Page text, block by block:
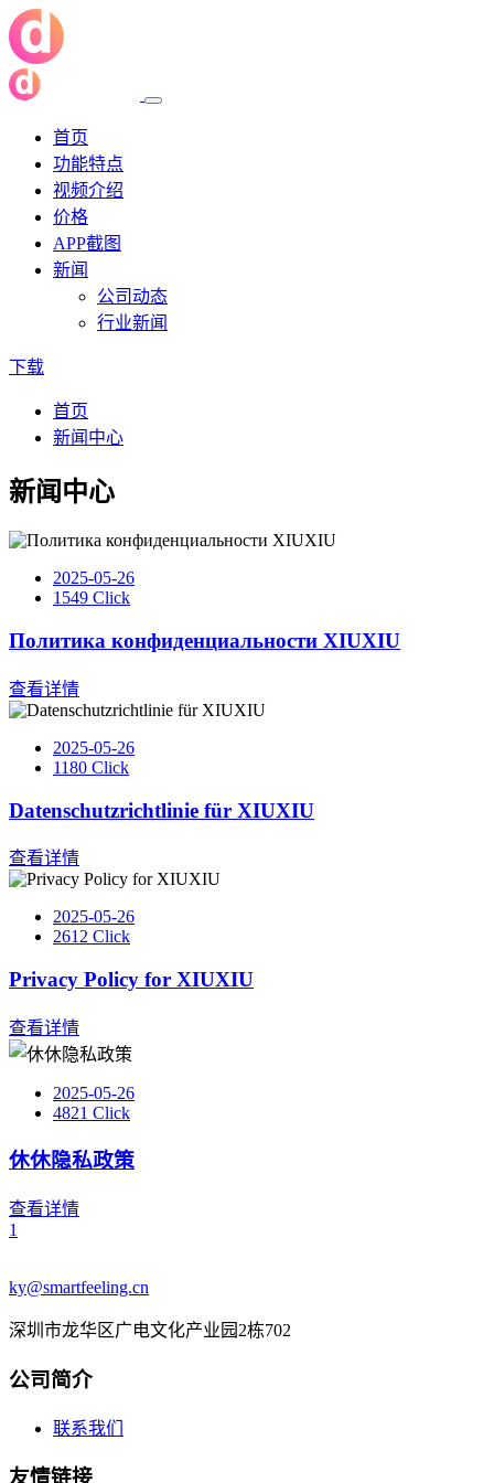
首页
功能特点
视频介绍
价格
APP截图
新闻
公司动态
行业新闻
下载
首页
新闻中心
新闻中心
2025-05-26
1549 Click
Политика конфиденциальности XIUXIU
查看详情
2025-05-26
1180 Click
Datenschutzrichtlinie für XIUXIU
查看详情
2025-05-26
2612 Click
Privacy Policy for XIUXIU
查看详情
2025-05-26
4821 Click
休休隐私政策
查看详情
1
ky@smartfeeling.cn
深圳市龙华区广电文化产业园2栋702
公司简介
联系我们
友情链接